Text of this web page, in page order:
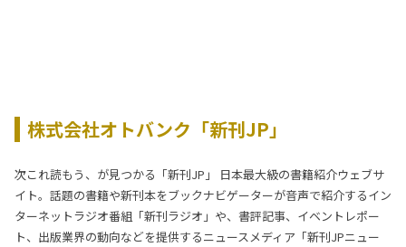
株式会社オトバンク「新刊JP」
次これ読もう、が見つかる「新刊JP」 日本最大級の書籍紹介ウェブサ
イト。話題の書籍や新刊本をブックナビゲーターが音声で紹介するイン
ターネットラジオ番組「新刊ラジオ」や、書評記事、イベントレポー
ト、出版業界の動向などを提供するニュースメディア「新刊JPニュー